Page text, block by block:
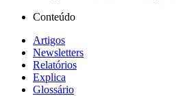
Conteúdo
Artigos
Newsletters
Relatórios
Explica
Glossário